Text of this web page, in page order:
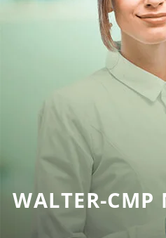
WALTER-CMP